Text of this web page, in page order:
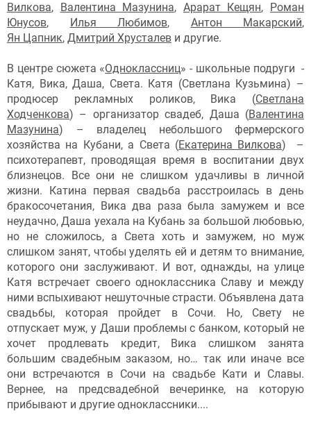
Вилкова, Валентина Мазунина, Арарат Кещян,
Роман
Юнусов, Илья Любимов, Антон Макарский,
Ян Цапник, Дмитрий Хрусталев и другие.
В центре сюжета «Одноклассниц» - школьные подруги -
Катя, Вика, Даша, Света. Катя (Светлана Кузьмина) –
продюсер рекламных роликов, Вика (Светлана
Ходченкова) – организатор свадеб, Даша (Валентина
Мазунина) – владелец небольшого фермерского
хозяйства на Кубани, а Света (Екатерина Вилкова) –
психотерапевт, проводящая время в воспитании двух
близнецов. Все они не слишком удачливы в личной
жизни. Катина первая свадьба расстроилась в день
бракосочетания, Вика два раза была замужем и все
неудачно, Даша уехала на Кубань за большой любовью,
но не сложилось, а Света хоть и замужем, но муж
слишком занят, чтобы уделять ей и детям то внимание,
которого они заслуживают. И вот, однажды, на улице
Катя встречает своего одноклассника Славу и между
ними вспыхивают нешуточные страсти. Объявлена дата
свадьбы, которая пройдет в Сочи. Но, Свету не
отпускает муж, у Даши проблемы с банком, который не
хочет продлевать кредит, Вика слишком занята
большим свадебным заказом, но… так или иначе все
они встречаются в Сочи на свадьбе Кати и Славы.
Вернее, на предсвадебной вечеринке, на которую
прибывают и другие одноклассники....